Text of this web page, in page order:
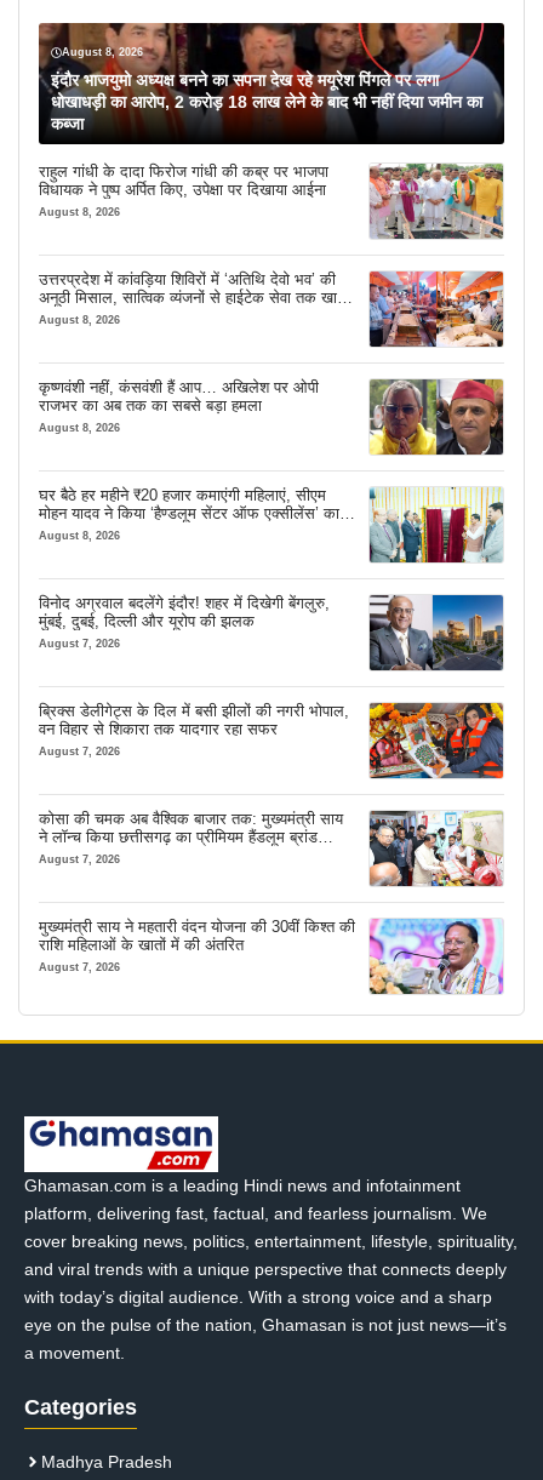
August 8, 2026
इंदौर भाजयुमो अध्यक्ष बनने का सपना देख रहे मयूरेश पिंगले पर लगा
धोखाधड़ी का आरोप, 2 करोड़ 18 लाख लेने के बाद भी नहीं दिया जमीन का
कब्जा
राहुल गांधी के दादा फिरोज गांधी की कब्र पर भाजपा
विधायक ने पुष्प अर्पित किए, उपेक्षा पर दिखाया आईना
August 8, 2026
उत्तरप्रदेश में कांवड़िया शिविरों में ‘अतिथि देवो भव’ की
अनूठी मिसाल, सात्विक व्यंजनों से हाईटेक सेवा तक खास
इंतजाम
August 8, 2026
कृष्णवंशी नहीं, कंसवंशी हैं आप… अखिलेश पर ओपी
राजभर का अब तक का सबसे बड़ा हमला
August 8, 2026
घर बैठे हर महीने ₹20 हजार कमाएंगी महिलाएं, सीएम
मोहन यादव ने किया ‘हैण्डलूम सेंटर ऑफ एक्सीलेंस’ का
शुभारंभ
August 8, 2026
विनोद अग्रवाल बदलेंगे इंदौर! शहर में दिखेगी बेंगलुरु,
मुंबई, दुबई, दिल्ली और यूरोप की झलक
August 7, 2026
ब्रिक्स डेलीगेट्स के दिल में बसी झीलों की नगरी भोपाल,
वन विहार से शिकारा तक यादगार रहा सफर
August 7, 2026
कोसा की चमक अब वैश्विक बाजार तक: मुख्यमंत्री साय
ने लॉन्च किया छत्तीसगढ़ का प्रीमियम हैंडलूम ब्रांड
‘कोशल फैब’
August 7, 2026
मुख्यमंत्री साय ने महतारी वंदन योजना की 30वीं किश्त की
राशि महिलाओं के खातों में की अंतरित
August 7, 2026
Ghamasan.com is a leading Hindi news and infotainment
platform, delivering fast, factual, and fearless journalism. We
cover breaking news, politics, entertainment, lifestyle, spirituality,
and viral trends with a unique perspective that connects deeply
with today’s digital audience. With a strong voice and a sharp
eye on the pulse of the nation, Ghamasan is not just news—it’s
a movement.
Categories
Madhya Pradesh